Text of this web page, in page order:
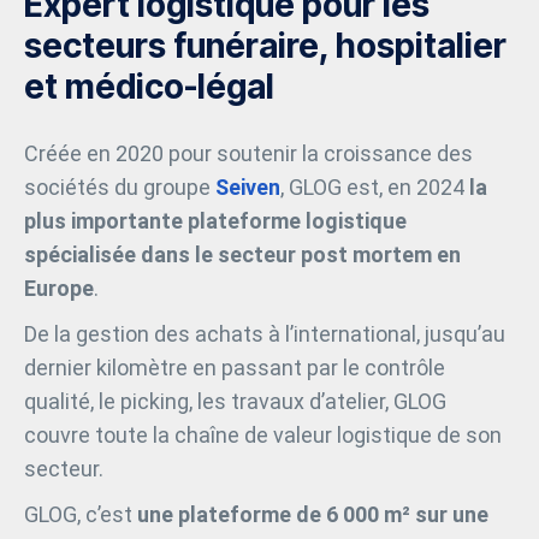
secteurs funéraire, hospitalier
et médico-légal
Créée en 2020 pour soutenir la croissance des
sociétés du groupe Seiven, GLOG est, en 2024 la
plus importante plateforme logistique
spécialisée dans le secteur post mortem en
Europe.
De la gestion des achats à l’international, jusqu’au
dernier kilomètre en passant par le contrôle
qualité, le picking, les travaux d’atelier, GLOG
couvre toute la chaîne de valeur logistique de son
secteur.
GLOG, c’est une plateforme de 6 000 m² sur une